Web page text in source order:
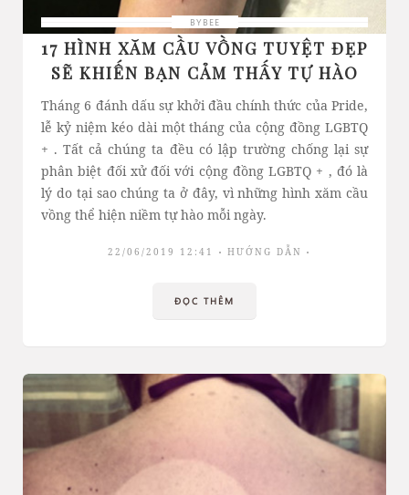
BYBEE
17 HÌNH XĂM CẦU VỒNG TUYỆT ĐẸP
SẼ KHIẾN BẠN CẢM THẤY TỰ HÀO
Tháng 6 đánh dấu sự khởi đầu chính thức của Pride,
lễ kỷ niệm kéo dài một tháng của cộng đồng LGBTQ
+ . Tất cả chúng ta đều có lập trường chống lại sự
phân biệt đối xử đối với cộng đồng LGBTQ + , đó là
lý do tại sao chúng ta ở đây, vì những hình xăm cầu
vồng thể hiện niềm tự hào mỗi ngày.
22/06/2019 12:41 HƯỚNG DẪN
ĐỌC THÊM